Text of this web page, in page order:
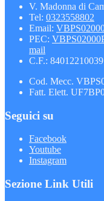
V. Madonna di
Tel: 0323558802
Email:
PEC:
mail
C.F.: 84012210039
Cod. Mecc.
Fatt. Elett.
Seguici su
Facebook
Youtube
Instagram
Sezione Link Utili